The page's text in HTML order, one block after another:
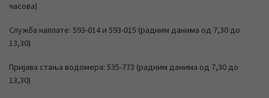
часова)
Служба наплате: 593-014 и 593-015 (радним данима од 7,30 до
13,30)
Пријава стања водомера: 535-773 (радним данима од 7,30 до
13,30)